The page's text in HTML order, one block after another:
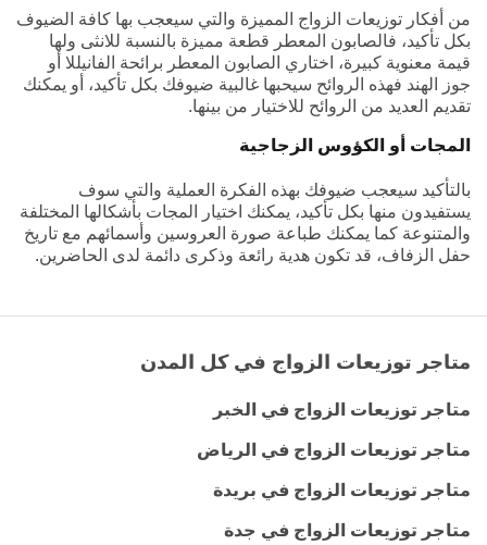
من أفكار توزيعات الزواج المميزة والتي سيعجب بها كافة الضيوف
بكل تأكيد، فالصابون المعطر قطعة مميزة بالنسبة للانثى ولها
قيمة معنوية كبيرة، اختاري الصابون المعطر برائحة الفانيللا أو
جوز الهند فهذه الروائح سيحبها غالبية ضيوفك بكل تأكيد، أو يمكنك
تقديم العديد من الروائح للاختيار من بينها.
المجات أو الكؤوس الزجاجية
بالتأكيد سيعجب ضيوفك بهذه الفكرة العملية والتي سوف
يستفيدون منها بكل تأكيد، يمكنك اختيار المجات بأشكالها المختلفة
والمتنوعة كما يمكنك طباعة صورة العروسين وأسمائهم مع تاريخ
حفل الزفاف، قد تكون هدية رائعة وذكرى دائمة لدى الحاضرين.
متاجر توزيعات الزواج في كل المدن
متاجر توزيعات الزواج في الخبر
متاجر توزيعات الزواج في الرياض
متاجر توزيعات الزواج في بريدة
متاجر توزيعات الزواج في جدة